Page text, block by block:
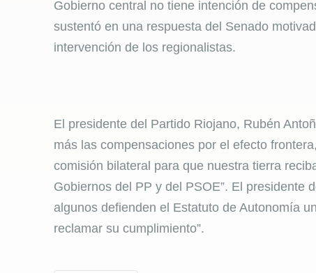
Gobierno central no tiene intención de
sustentó en una respuesta del Senado
intervención de los regionalistas.
El presidente del Partido Riojano, Rubén
más las compensaciones por el efecto
comisión bilateral para que nuestra tierra
Gobiernos del PP y del PSOE”. El presidente
algunos defienden el Estatuto de Autonomía
reclamar su cumplimiento”.